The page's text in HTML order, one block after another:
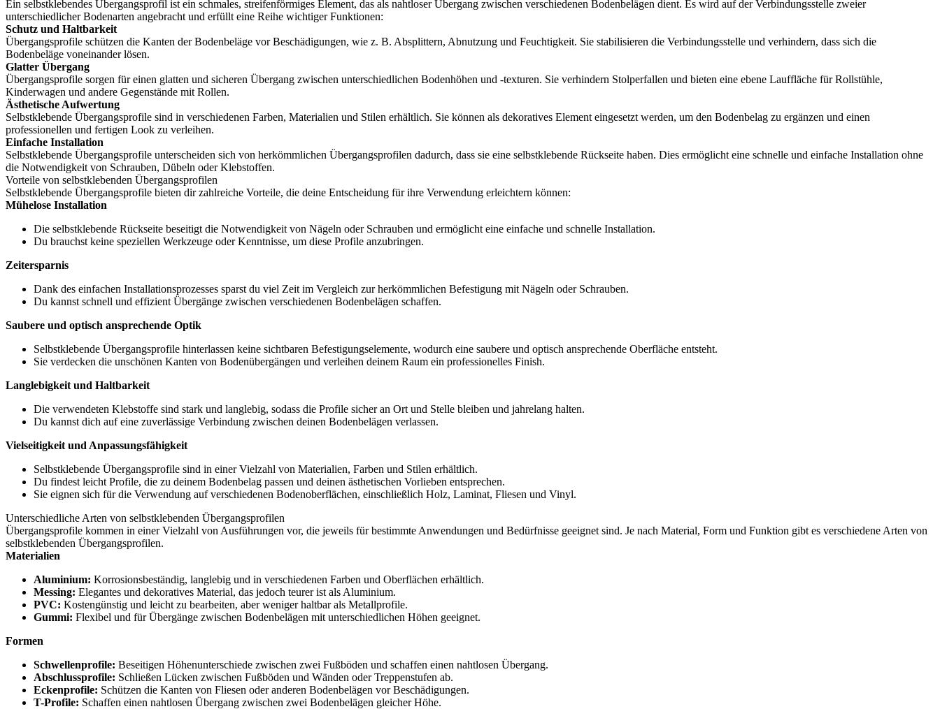
Ein selbstklebendes Übergangsprofil ist ein schmales, streifenförmiges Element, das als nahtloser Übergang zwischen verschiedenen Bodenbelägen dient. Es wird auf der Verbindungsstelle zweier
unterschiedlicher Bodenarten angebracht und erfüllt eine Reihe wichtiger Funktionen:
Schutz und Haltbarkeit
Übergangsprofile schützen die Kanten der Bodenbeläge vor Beschädigungen, wie z. B. Absplittern, Abnutzung und Feuchtigkeit. Sie stabilisieren die Verbindungsstelle und verhindern, dass sich die
Bodenbeläge voneinander lösen.
Glatter Übergang
Übergangsprofile sorgen für einen glatten und sicheren Übergang zwischen unterschiedlichen Bodenhöhen und -texturen. Sie verhindern Stolperfallen und bieten eine ebene Lauffläche für Rollstühle,
Kinderwagen und andere Gegenstände mit Rollen.
Ästhetische Aufwertung
Selbstklebende Übergangsprofile sind in verschiedenen Farben, Materialien und Stilen erhältlich. Sie können als dekoratives Element eingesetzt werden, um den Bodenbelag zu ergänzen und einen
professionellen und fertigen Look zu verleihen.
Einfache Installation
Selbstklebende Übergangsprofile unterscheiden sich von herkömmlichen Übergangsprofilen dadurch, dass sie eine selbstklebende Rückseite haben. Dies ermöglicht eine schnelle und einfache Installation ohne
die Notwendigkeit von Schrauben, Dübeln oder Klebstoffen.
Vorteile von selbstklebenden Übergangsprofilen
Selbstklebende Übergangsprofile bieten dir zahlreiche Vorteile, die deine Entscheidung für ihre Verwendung erleichtern können:
Mühelose Installation
Die selbstklebende Rückseite beseitigt die Notwendigkeit von Nägeln oder Schrauben und ermöglicht eine einfache und schnelle Installation.
Du brauchst keine speziellen Werkzeuge oder Kenntnisse, um diese Profile anzubringen.
Zeitersparnis
Dank des einfachen Installationsprozesses sparst du viel Zeit im Vergleich zur herkömmlichen Befestigung mit Nägeln oder Schrauben.
Du kannst schnell und effizient Übergänge zwischen verschiedenen Bodenbelägen schaffen.
Saubere und optisch ansprechende Optik
Selbstklebende Übergangsprofile hinterlassen keine sichtbaren Befestigungselemente, wodurch eine saubere und optisch ansprechende Oberfläche entsteht.
Sie verdecken die unschönen Kanten von Bodenübergängen und verleihen deinem Raum ein professionelles Finish.
Langlebigkeit und Haltbarkeit
Die verwendeten Klebstoffe sind stark und langlebig, sodass die Profile sicher an Ort und Stelle bleiben und jahrelang halten.
Du kannst dich auf eine zuverlässige Verbindung zwischen deinen Bodenbelägen verlassen.
Vielseitigkeit und Anpassungsfähigkeit
Selbstklebende Übergangsprofile sind in einer Vielzahl von Materialien, Farben und Stilen erhältlich.
Du findest leicht Profile, die zu deinem Bodenbelag passen und deinen ästhetischen Vorlieben entsprechen.
Sie eignen sich für die Verwendung auf verschiedenen Bodenoberflächen, einschließlich Holz, Laminat, Fliesen und Vinyl.
Unterschiedliche Arten von selbstklebenden Übergangsprofilen
Übergangsprofile kommen in einer Vielzahl von Ausführungen vor, die jeweils für bestimmte Anwendungen und Bedürfnisse geeignet sind. Je nach Material, Form und Funktion gibt es verschiedene Arten von
selbstklebenden Übergangsprofilen.
Materialien
Aluminium: Korrosionsbeständig, langlebig und in verschiedenen Farben und Oberflächen erhältlich.
Messing: Elegantes und dekoratives Material, das jedoch teurer ist als Aluminium.
PVC: Kostengünstig und leicht zu bearbeiten, aber weniger haltbar als Metallprofile.
Gummi: Flexibel und für Übergänge zwischen Bodenbelägen mit unterschiedlichen Höhen geeignet.
Formen
Schwellenprofile: Beseitigen Höhenunterschiede zwischen zwei Fußböden und schaffen einen nahtlosen Übergang.
Abschlussprofile: Schließen Lücken zwischen Fußböden und Wänden oder Treppenstufen ab.
Eckenprofile: Schützen die Kanten von Fliesen oder anderen Bodenbelägen vor Beschädigungen.
T-Profile: Schaffen einen nahtlosen Übergang zwischen zwei Bodenbelägen gleicher Höhe.